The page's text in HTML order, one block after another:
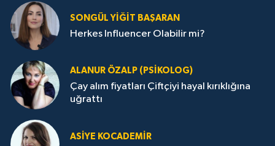
SONGÜL YIĞIT BAŞARAN
Herkes Influencer Olabilir mi?
ALANUR ÖZALP (PSIKOLOG)
Çay alım fiyatları Çiftçiyi hayal kırıklığına
uğrattı
ASIYE KOCADEMİR